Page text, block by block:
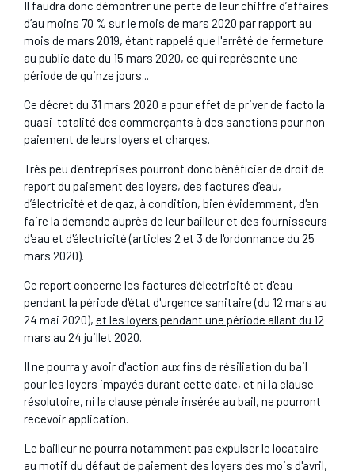
Il faudra donc démontrer une perte de leur chiffre d’affaires
d’au moins 70 % sur le mois de mars 2020 par rapport au
mois de mars 2019, étant rappelé que l'arrêté de fermeture
au public date du 15 mars 2020, ce qui représente une
période de quinze jours...
Ce décret du 31 mars 2020 a pour effet de priver de facto la
quasi-totalité des commerçants à des sanctions pour non-
paiement de leurs loyers et charges.
Très peu d'entreprises pourront donc bénéficier de droit de
report du paiement des loyers, des factures d’eau,
d’électricité et de gaz, à condition, bien évidemment, d'en
faire la demande auprès de leur bailleur et des fournisseurs
d'eau et d'électricité (articles 2 et 3 de l'ordonnance du 25
mars 2020).
Ce report concerne les factures d'électricité et d'eau
pendant la période d'état d'urgence sanitaire (du 12 mars au
24 mai 2020), et les loyers pendant une période allant du 12
mars au 24 juillet 2020.
Il ne pourra y avoir d'action aux fins de résiliation du bail
pour les loyers impayés durant cette date, et ni la clause
résolutoire, ni la clause pénale insérée au bail, ne pourront
recevoir application.
Le bailleur ne pourra notamment pas expulser le locataire
au motif du défaut de paiement des loyers des mois d'avril,